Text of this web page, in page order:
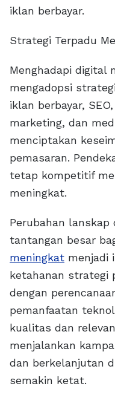
iklan berbayar.
Strategi Terpadu
Menghadapi digital
mengadopsi
iklan berbayar,
marketing, dan
menciptakan
pemasaran.
tetap kompetitif
meningkat.
Perubahan
tantangan besar
meningkat menjadi
ketahanan strategi
dengan
pemanfaatan
kualitas dan
menjalankan
dan berkelanjutan
semakin ketat.